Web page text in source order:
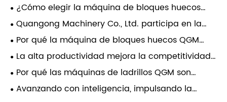
¿Cómo elegir la máquina de bloques huecos
adecuada para su fábrica?
Quangong Machinery Co., Ltd. participa en la
4ta Conferencia de Intercambio Técnico sobre
Utilización Integral de Residuos Sólidos a Base de
Carbón
Por qué la máquina de bloques huecos QGM
ZN1000-2 es la opción ideal para la producción de
bloques huecos de alta calidad
La alta productividad mejora la competitividad
empresarial
Por qué las máquinas de ladrillos QGM son
ideales para proyectos de construcción en
Oriente Medio
Avanzando con inteligencia, impulsando la